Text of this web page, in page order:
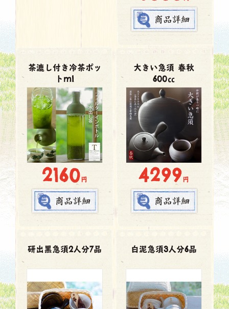
茶漉し付き冷茶ポッ
トml
2160円
大きい急須 春秋
600㏄
4299円
研出黒急須2人分7品 白泥急須3人分6品